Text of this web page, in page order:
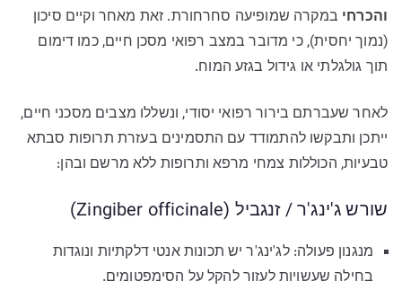
והכרחי במקרה שמופיעה סחרחורת. זאת מאחר וקיים סיכון
(נמוך יחסית), כי מדובר במצב רפואי מסכן חיים, כמו דימום
תוך גולגלתי או גידול בגזע המוח.
לאחר שעברתם בירור רפואי יסודי, ונשללו מצבים מסכני חיים,
ייתכן ותבקשו להתמודד עם התסמינים בעזרת תרופות סבתא
טבעיות, הכוללות צמחי מרפא ותרופות ללא מרשם ובהן:
שורש ג'ינג'ר / זנגביל (Zingiber officinale)
מנגנון פעולה: לג'ינג'ר יש תכונות אנטי דלקתיות ונוגדות
בחילה שעשויות לעזור להקל על הסימפטומים.